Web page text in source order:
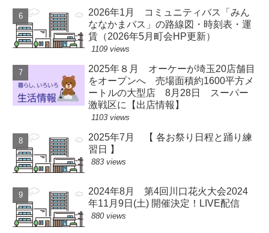
2026年1月 コミュニティバス「みん
ななかまバス」の路線図・時刻表・運
賃（2026年5月町会HP更新）
1109 views
2025年８月 オーケーが埼玉20店舗目
をオープンへ 売場面積約1600平方メ
ートルの大型店 8月28日 スーパー
激戦区に【出店情報】
1103 views
2025年7月 【 各お祭り日程と踊り練
習日 】
883 views
2024年8月 第4回川口花火大会2024
年11月9日(土) 開催決定！LIVE配信
880 views